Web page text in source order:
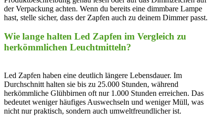
der ‌Verpackung​ achten. Wenn du ​bereits eine dimmbare Lampe
hast, stelle sicher, dass der Zapfen auch ⁢zu deinem Dimmer passt.
Wie lange⁢ halten Led Zapfen ⁤im Vergleich​ zu
herkömmlichen ‌Leuchtmitteln?
Led Zapfen haben eine deutlich längere Lebensdauer. Im
Durchschnitt ⁤halten sie bis zu​ 25.000 Stunden, während
⁣herkömmliche Glühbirnen oft nur 1.000 Stunden erreichen. Das
bedeutet weniger häufiges Auswechseln und weniger Müll, was
nicht nur praktisch, sondern auch​ umweltfreundlicher ist.